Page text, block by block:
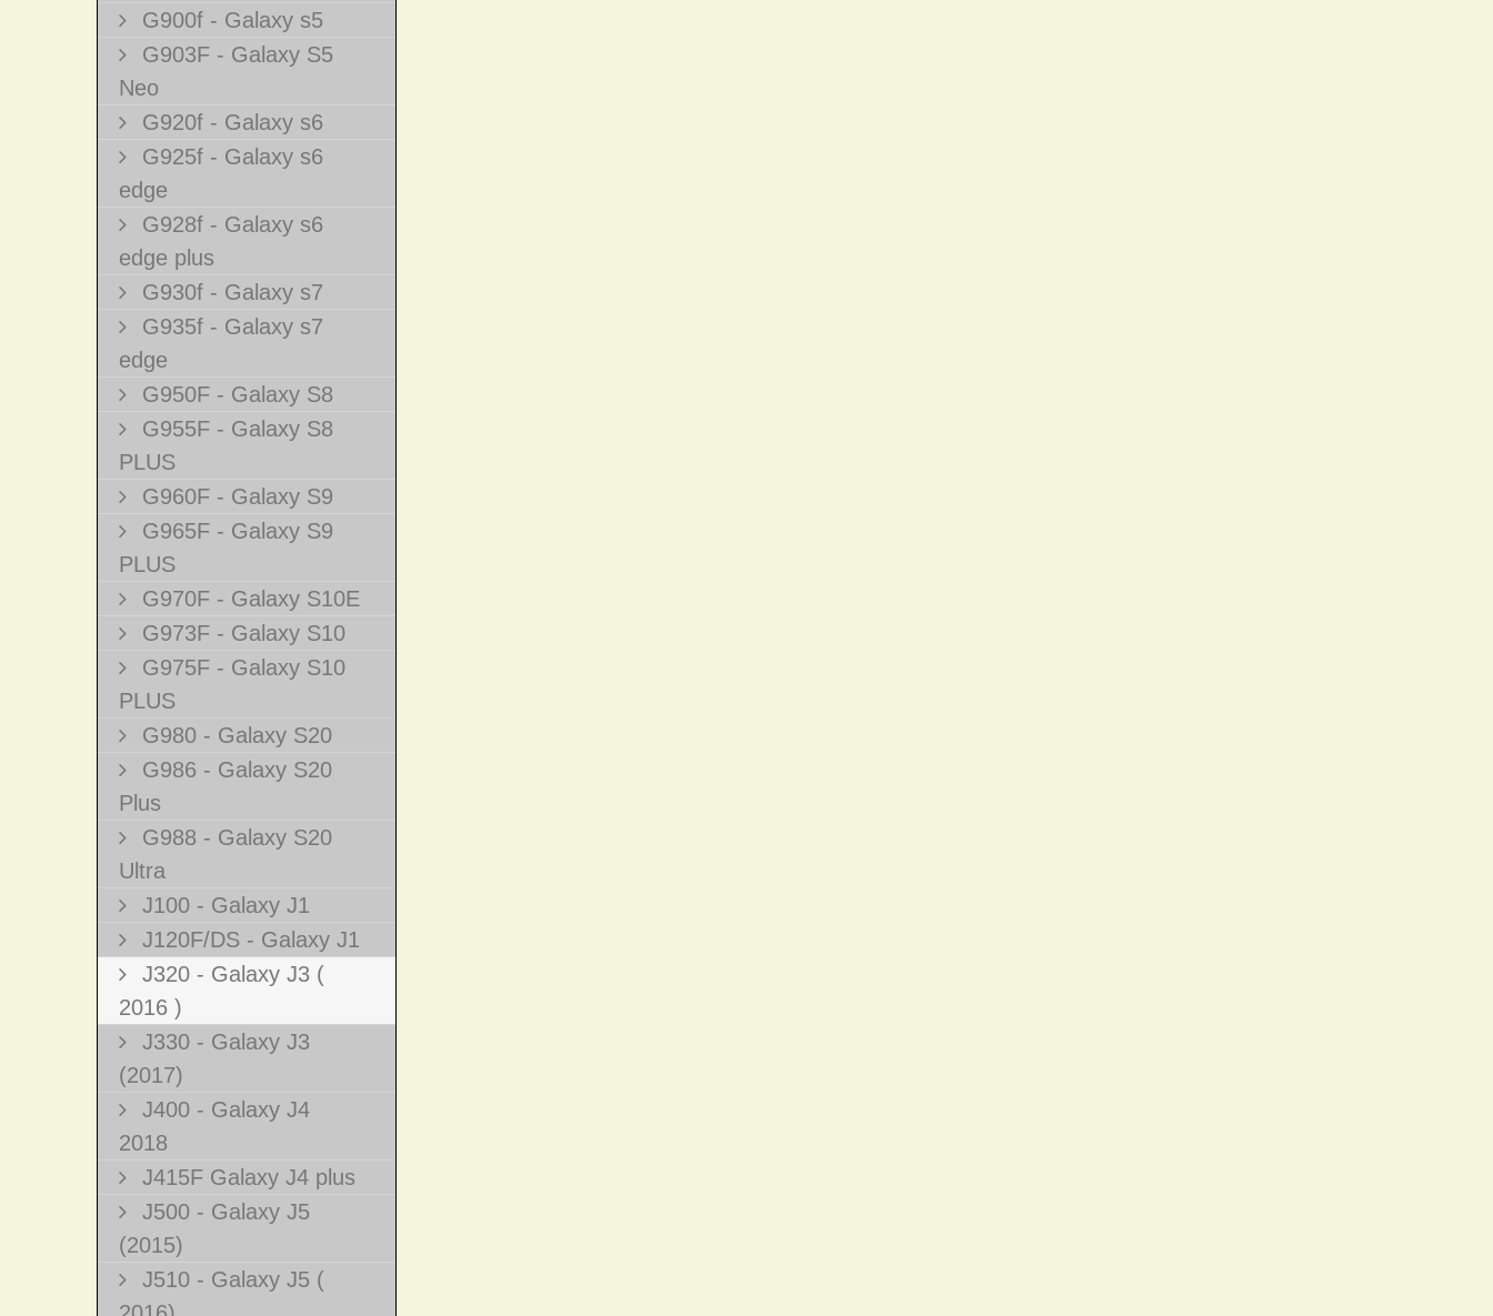
G900f - Galaxy s5
G903F - Galaxy S5
Neo
G920f - Galaxy s6
G925f - Galaxy s6
edge
G928f - Galaxy s6
edge plus
G930f - Galaxy s7
G935f - Galaxy s7
edge
G950F - Galaxy S8
G955F - Galaxy S8
PLUS
G960F - Galaxy S9
G965F - Galaxy S9
PLUS
G970F - Galaxy S10E
G973F - Galaxy S10
G975F - Galaxy S10
PLUS
G980 - Galaxy S20
G986 - Galaxy S20
Plus
G988 - Galaxy S20
Ultra
J100 - Galaxy J1
J120F/DS - Galaxy J1
J320 - Galaxy J3 (
2016 )
J330 - Galaxy J3
(2017)
J400 - Galaxy J4
2018
J415F Galaxy J4 plus
J500 - Galaxy J5
(2015)
J510 - Galaxy J5 (